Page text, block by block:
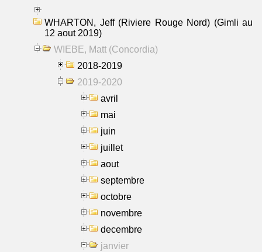
WHARTON, Jeff (Riviere Rouge Nord) (Gimli au
12 aout 2019)
WIEBE, Matt (Concordia)
2018-2019
2019-2020
avril
mai
juin
juillet
aout
septembre
octobre
novembre
decembre
janvier